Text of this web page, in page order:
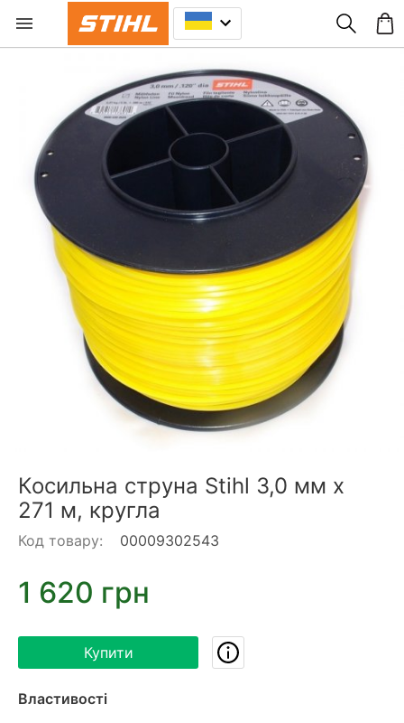
Косильна струна Stihl 3,0 мм х
271 м, кругла
Код товару: 00009302543
1 620 грн
Купити
Властивості